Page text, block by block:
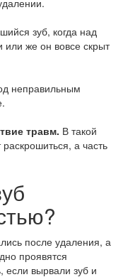
зуб, когда над
или же он вовсе скрыт
неправильным
травм. В такой
а часть
после удаления, а
проявятся
вырвали зуб и